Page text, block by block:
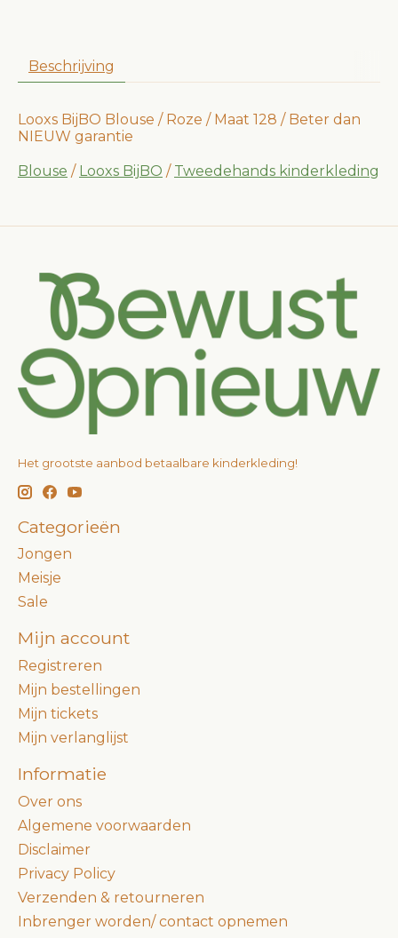
Beschrijving
Looxs BijBO Blouse / Roze / Maat 128 / Beter dan
NIEUW garantie
Blouse / Looxs BijBO / Tweedehands kinderkleding
Het grootste aanbod betaalbare kinderkleding!
Categorieën
Jongen
Meisje
Sale
Mijn account
Registreren
Mijn bestellingen
Mijn tickets
Mijn verlanglijst
Informatie
Over ons
Algemene voorwaarden
Disclaimer
Privacy Policy
Verzenden & retourneren
Inbrenger worden/ contact opnemen